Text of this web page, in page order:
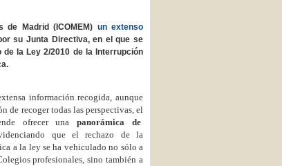
de Madrid (ICOMEM) un extenso
su Junta Directiva, en el que se
la Ley 2/2010 de la Interrupción
información recogida, aunque
de recoger todas las perspectivas, el
ofrecer unapanorámica de
que el rechazo de la
a la ley se ha vehiculado no sólo a
profesionales, sino también a